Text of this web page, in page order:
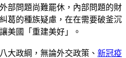
部問題尚難罷休，內部問題的財
葛的種族疑慮，在在需要破釜沉
美國「重建美好」。
大政綱，無論外交政策、 新冠疫